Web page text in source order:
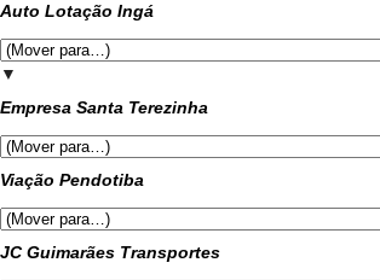
Auto Lotação Ingá
▼
Empresa Santa Terezinha
Viação Pendotiba
JC Guimarães Transportes